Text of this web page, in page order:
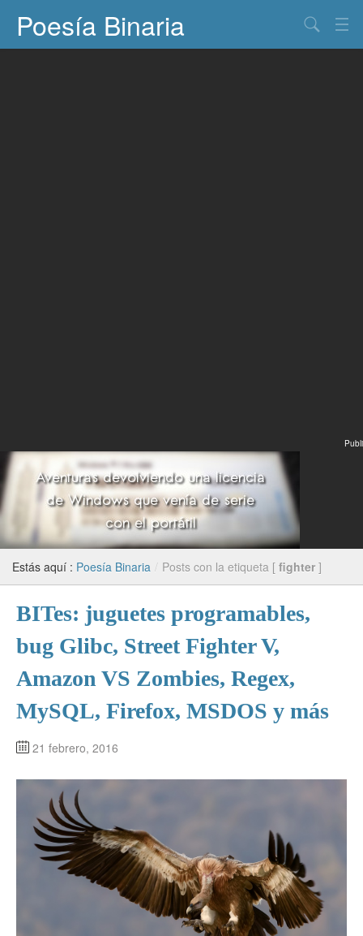
Poesía Binaria
Publi
Estás aquí : Poesía Binaria / Posts con la etiqueta [ fighter ]
BITes: juguetes programables,
bug Glibc, Street Fighter V,
Amazon VS Zombies, Regex,
MySQL, Firefox, MSDOS y más
21 febrero, 2016